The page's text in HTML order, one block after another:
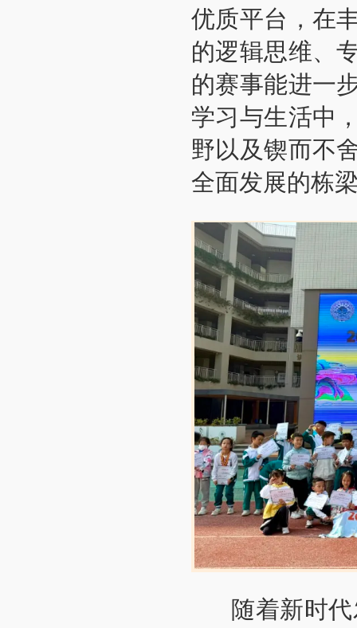
优质平台，在
的逻辑思维、
的赛事能进一
学习与生活中
野以及锲而不
全面发展的栋
随着新时代